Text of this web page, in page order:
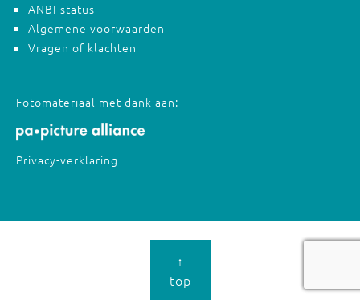
ANBI-status
Algemene voorwaarden
Vragen of klachten
Fotomateriaal met dank aan:
Privacy-verklaring
↑
top